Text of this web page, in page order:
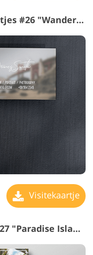
Ps-sjabloon voor visitekaartjes #26 "Wanderlust"
Visitekaartje
Visitekaartje Ps-sjabloon #27 "Paradise Islands"